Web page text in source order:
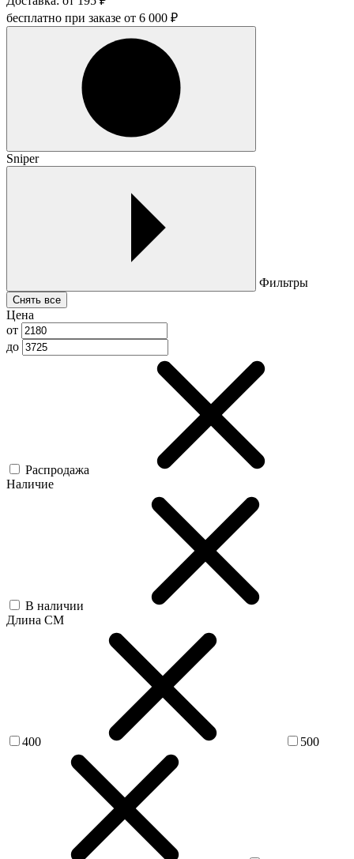
бесплатно при заказе от 6 000 ₽
Sniper
Фильтры
Снять все
Цена
от
до
Распродажа
Наличие
В наличии
Длина СМ
400 500